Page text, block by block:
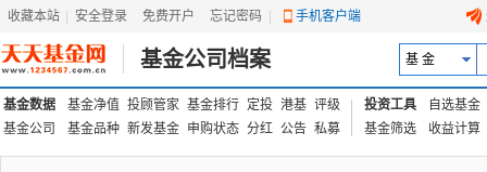
收藏本站 安全登录 免费开户 忘记密码 手机客户端
基金公司档案 基 金
基金数据 基金净值 投顾管家 基金排行 定投 港基 评级
基金公司
基金品种 新发基金 申购状态 分红 公告 私募
投资工具
自选基金
基金筛选
收益计算